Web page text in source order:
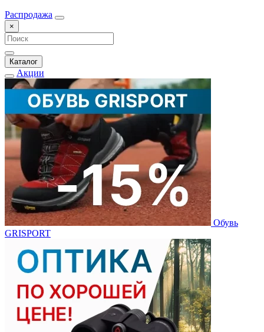
Распродажа
×
Каталог
Акции
Обувь
GRISPORT